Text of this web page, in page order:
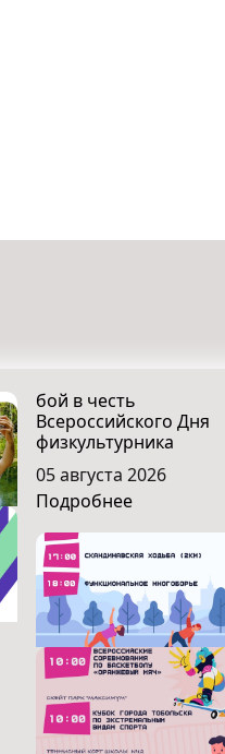
бой в честь
Всероссийского Дня
физкультурника
05 августа 2026
Подробнее